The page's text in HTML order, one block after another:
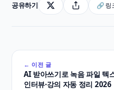
공유하기 🔗 링
← 이전 글
AI 받아쓰기로 녹음 파일 텍
인터뷰·강의 자동 정리 2026